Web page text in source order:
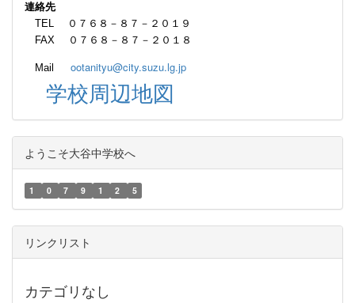
連絡先
TEL ０７６８－８７－２０１９
FAX ０７６８－８７－２０１８
Mail ootanityu@city.suzu.lg.jp
学校周辺地図
ようこそ大谷中学校へ
1 0 7 9 1 2 5
リンクリスト
カテゴリなし